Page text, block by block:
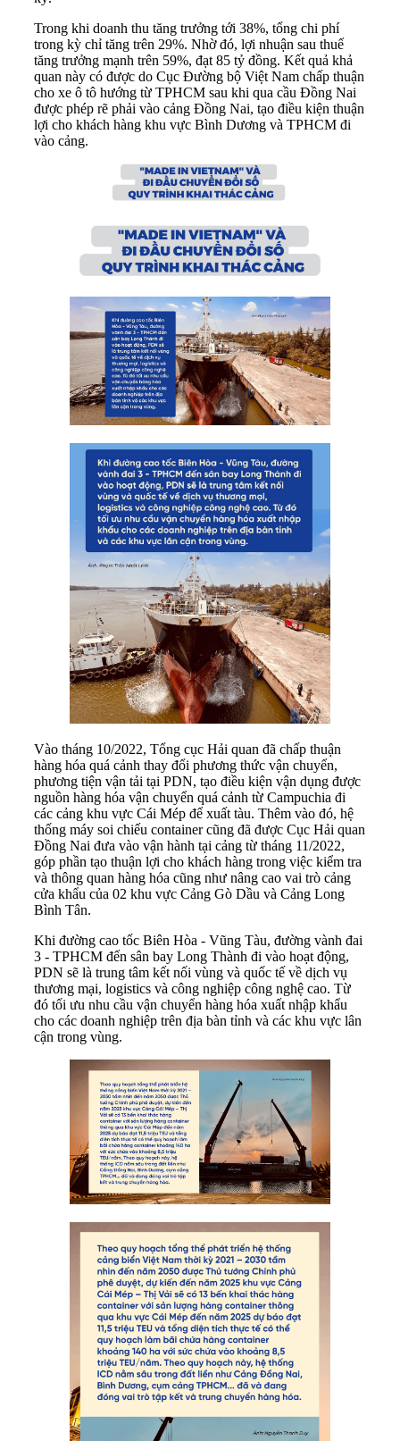
Trong khi doanh thu tăng trưởng tới 38%, tổng chi phí
trong kỳ chỉ tăng trên 29%. Nhờ đó, lợi nhuận sau thuế
tăng trưởng mạnh trên 59%, đạt 85 tỷ đồng. Kết quả khả
quan này có được do Cục Đường bộ Việt Nam chấp thuận
cho xe ô tô hướng từ TPHCM sau khi qua cầu Đồng Nai
được phép rẽ phải vào cảng Đồng Nai, tạo điều kiện thuận
lợi cho khách hàng khu vực Bình Dương và TPHCM đi
vào cảng.
Vào tháng 10/2022, Tổng cục Hải quan đã chấp thuận
hàng hóa quá cảnh thay đổi phương thức vận chuyển,
phương tiện vận tải tại PDN, tạo điều kiện vận dụng được
nguồn hàng hóa vận chuyển quá cảnh từ Campuchia đi
các cảng khu vực Cái Mép để xuất tàu. Thêm vào đó, hệ
thống máy soi chiếu container cũng đã được Cục Hải quan
Đồng Nai đưa vào vận hành tại cảng từ tháng 11/2022,
góp phần tạo thuận lợi cho khách hàng trong việc kiểm tra
và thông quan hàng hóa cũng như nâng cao vai trò cảng
cửa khẩu của 02 khu vực Cảng Gò Dầu và Cảng Long
Bình Tân.
Khi đường cao tốc Biên Hòa - Vũng Tàu, đường vành đai
3 - TPHCM đến sân bay Long Thành đi vào hoạt động,
PDN sẽ là trung tâm kết nối vùng và quốc tế về dịch vụ
thương mại, logistics và công nghiệp công nghệ cao. Từ
đó tối ưu nhu cầu vận chuyển hàng hóa xuất nhập khẩu
cho các doanh nghiệp trên địa bàn tỉnh và các khu vực lân
cận trong vùng.